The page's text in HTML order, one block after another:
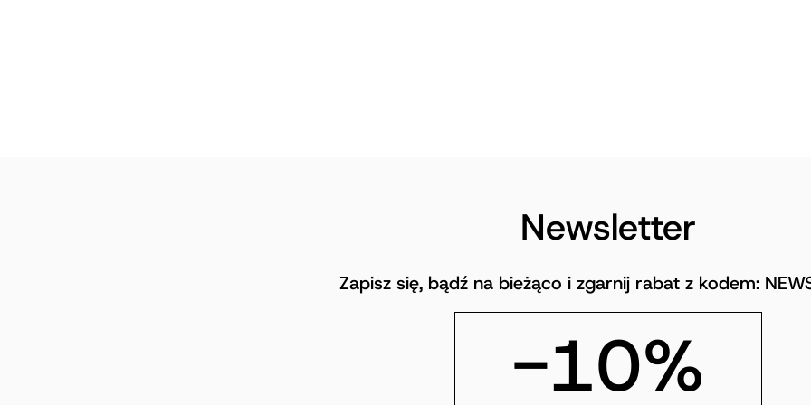
Newsletter
Zapisz się, bądź na bieżąco i zgarnij rabat z kodem:
-10%